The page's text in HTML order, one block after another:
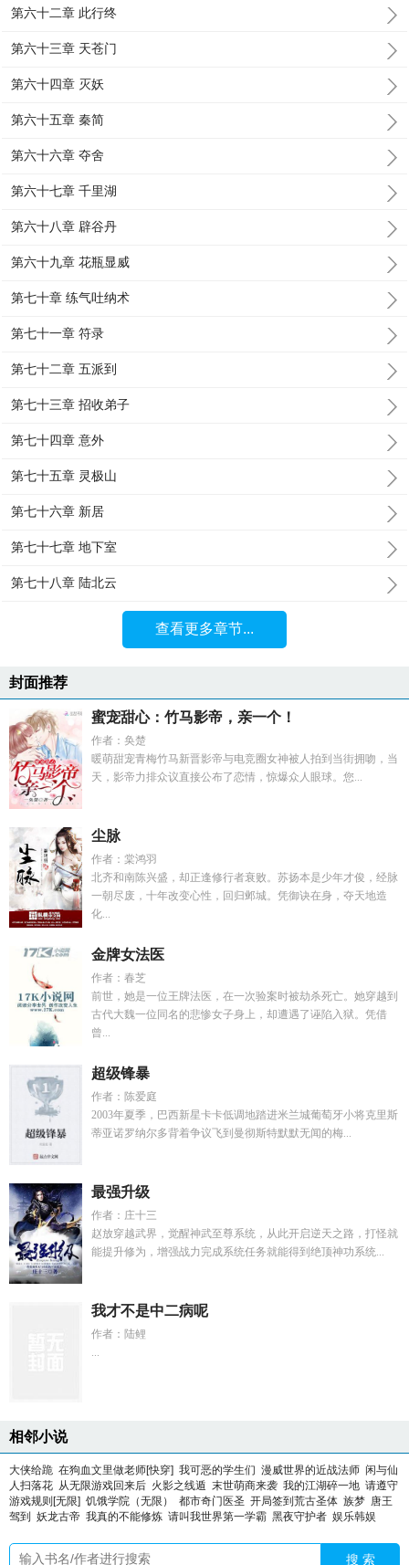
第六十二章 此行终
第六十三章 天苍门
第六十四章 灭妖
第六十五章 秦简
第六十六章 夺舍
第六十七章 千里湖
第六十八章 辟谷丹
第六十九章 花瓶显威
第七十章 练气吐纳术
第七十一章 符录
第七十二章 五派到
第七十三章 招收弟子
第七十四章 意外
第七十五章 灵极山
第七十六章 新居
第七十七章 地下室
第七十八章 陆北云
查看更多章节...
封面推荐
蜜宠甜心：竹马影帝，亲一个！
作者：奂楚
暖萌甜宠青梅竹马新晋影帝与电竞圈女神被人拍到当街拥吻，当
天，影帝力排众议直接公布了恋情，惊爆众人眼球。您...
尘脉
作者：棠鸿羽
北齐和南陈兴盛，却正逢修行者衰败。苏扬本是少年才俊，经脉
一朝尽废，十年改变心性，回归邺城。凭御诀在身，夺天地造
化...
金牌女法医
作者：春芝
前世，她是一位王牌法医，在一次验案时被劫杀死亡。她穿越到
古代大魏一位同名的悲惨女子身上，却遭遇了诬陷入狱。凭借
曾...
超级锋暴
作者：陈爱庭
2003年夏季，巴西新星卡卡低调地踏进米兰城葡萄牙小将克里斯
蒂亚诺罗纳尔多背着争议飞到曼彻斯特默默无闻的梅...
最强升级
作者：庄十三
赵放穿越武界，觉醒神武至尊系统，从此开启逆天之路，打怪就
能提升修为，增强战力完成系统任务就能得到绝顶神功系统...
我才不是中二病呢
作者：陆鲤
...
相邻小说
大侠给跪 在狗血文里做老师[快穿] 我可恶的学生们 漫威世界的近战法师 闲与仙
人扫落花 从无限游戏回来后 火影之线遁 末世萌商来袭 我的江湖碎一地 请遵守
游戏规则[无限] 饥饿学院（无限） 都市奇门医圣 开局签到荒古圣体 族梦 唐王
驾到
妖龙古帝 我真的不能修炼 请叫我世界第一学霸 黑夜守护者 娱乐韩娱
搜 索